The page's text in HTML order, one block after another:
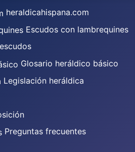
heraldicahispana.com
Escudos con lambrequines
Glosario heráldico básico
Legislación heráldica
Preguntas frecuentes